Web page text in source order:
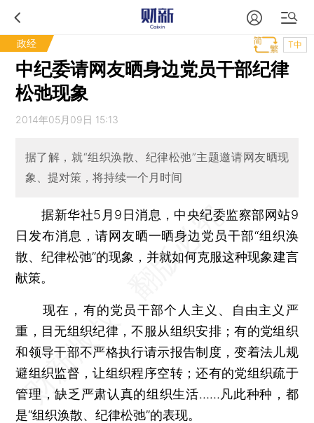
政经 T中
中纪委请网友晒身边党员干部纪律
松弛现象
2014年05月09日 15:13
据了解，就“组织涣散、纪律松弛”主题邀请网友晒现
象、提对策，将持续一个月时间
据新华社5月9日消息，中央纪委监察部网站9
日发布消息，请网友晒一晒身边党员干部“组织涣
散、纪律松弛”的现象，并就如何克服这种现象建言
献策。
现在，有的党员干部个人主义、自由主义严
重，目无组织纪律，不服从组织安排；有的党组织
和领导干部不严格执行请示报告制度，变着法儿规
避组织监督，让组织程序空转；还有的党组织疏于
管理，缺乏严肃认真的组织生活……凡此种种，都
是“组织涣散、纪律松弛”的表现。